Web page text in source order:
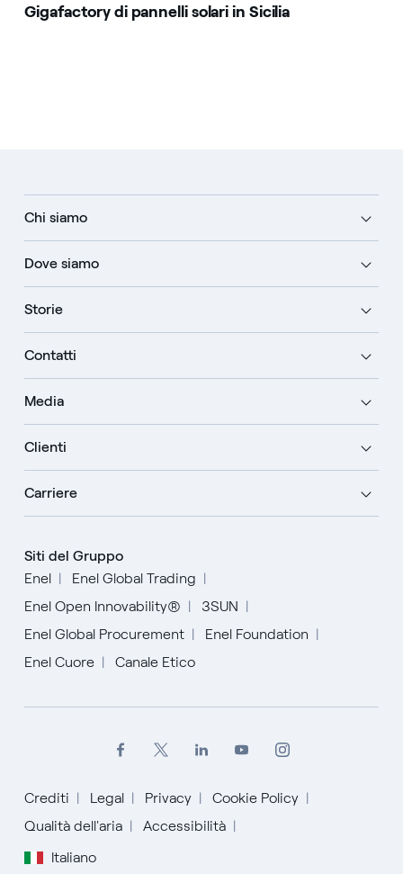
Gigafactory di pannelli solari in Sicilia
Chi siamo
Dove siamo
Storie
Contatti
Media
Clienti
Carriere
Siti del Gruppo
Enel
Enel Global Trading
Enel Open Innovability®
3SUN
Enel Global Procurement
Enel Foundation
Enel Cuore
Canale Etico
Crediti Legal Privacy
Cookie Policy
Qualità dell'aria
Accessibilità
Italiano
English
Español